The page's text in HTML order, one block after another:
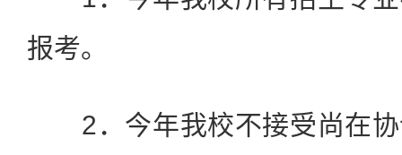
报考。
2．今年我校不接受尚在协